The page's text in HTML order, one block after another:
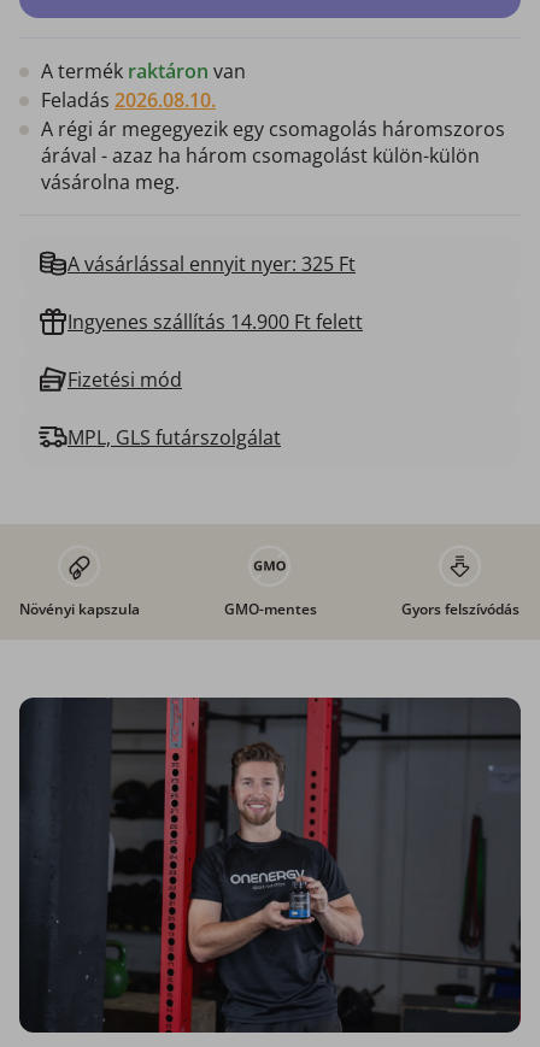
A termék raktáron van
Feladás 2026.08.10.
A régi ár megegyezik egy csomagolás háromszoros
árával - azaz ha három csomagolást külön-külön
vásárolna meg.
A vásárlással ennyit nyer: 325 Ft
Ingyenes szállítás 14.900 Ft felett
Fizetési mód
MPL, GLS futárszolgálat
Növényi kapszula GMO-mentes Gyors felszívódás